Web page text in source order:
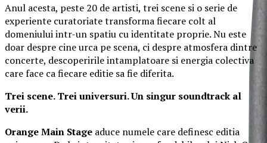
Anul acesta, peste 20 de artisti, trei scene si o serie de
experiente curatoriate transforma fiecare colt al
domeniului intr-un spatiu cu identitate proprie. Nu este
doar despre cine urca pe scena, ci despre atmosfera dintre
concerte, descoperirile intamplatoare si energia colectiva
care face ca fiecare editie sa fie diferita.
Trei scene. Trei universuri. Un singur soundtrack al
verii.
Orange Main Stage aduce numele care definesc editia